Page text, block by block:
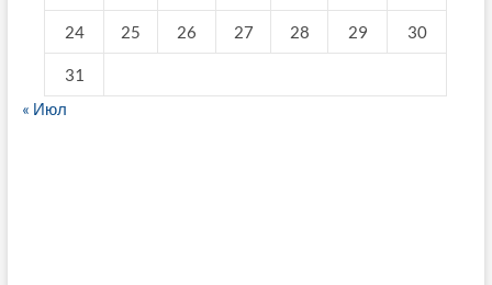
24 25 26 27 28 29 30
31
« Июл